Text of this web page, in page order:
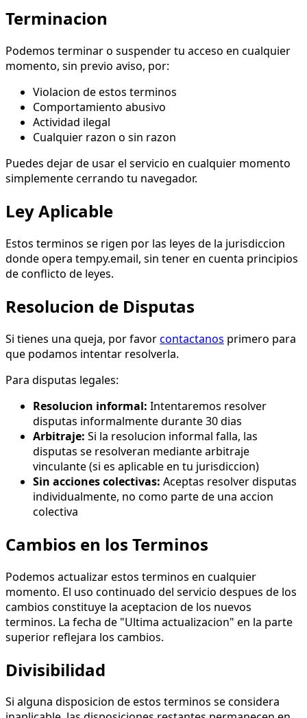
Terminacion
Podemos terminar o suspender tu acceso en cualquier
momento, sin previo aviso, por:
Violacion de estos terminos
Comportamiento abusivo
Actividad ilegal
Cualquier razon o sin razon
Puedes dejar de usar el servicio en cualquier momento
simplemente cerrando tu navegador.
Ley Aplicable
Estos terminos se rigen por las leyes de la jurisdiccion
donde opera tempy.email, sin tener en cuenta principios
de conflicto de leyes.
Resolucion de Disputas
Si tienes una queja, por favorcontactanos primero para
que podamos intentar resolverla.
Para disputas legales:
Resolucion informal: Intentaremos resolver
disputas informalmente durante 30 dias
Arbitraje: Si la resolucion informal falla, las
disputas se resolveran mediante arbitraje
vinculante (si es aplicable en tu jurisdiccion)
Sin acciones colectivas: Aceptas resolver disputas
individualmente, no como parte de una accion
colectiva
Cambios en los Terminos
Podemos actualizar estos terminos en cualquier
momento. El uso continuado del servicio despues de los
cambios constituye la aceptacion de los nuevos
terminos. La fecha de "Ultima actualizacion" en la parte
superior reflejara los cambios.
Divisibilidad
Si alguna disposicion de estos terminos se considera